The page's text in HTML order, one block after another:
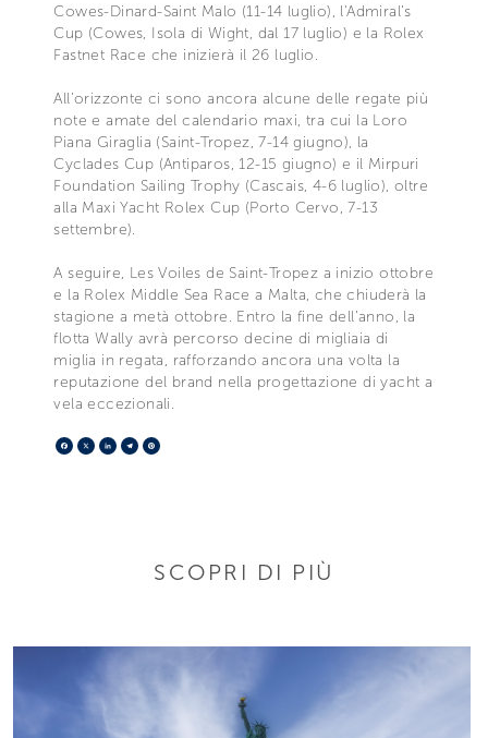
Cowes-Dinard-Saint Malo (11-14 luglio), l'Admiral’s
Cup (Cowes, Isola di Wight, dal 17 luglio) e la Rolex
Fastnet Race che inizierà il 26 luglio.
All’orizzonte ci sono ancora alcune delle regate più
note e amate del calendario maxi, tra cui la Loro
Piana Giraglia (Saint-Tropez, 7-14 giugno), la
Cyclades Cup (Antiparos, 12-15 giugno) e il Mirpuri
Foundation Sailing Trophy (Cascais, 4-6 luglio), oltre
alla Maxi Yacht Rolex Cup (Porto Cervo, 7-13
settembre).
A seguire, Les Voiles de Saint-Tropez a inizio ottobre
e la Rolex Middle Sea Race a Malta, che chiuderà la
stagione a metà ottobre. Entro la fine dell’anno, la
flotta Wally avrà percorso decine di migliaia di
miglia in regata, rafforzando ancora una volta la
reputazione del brand nella progettazione di yacht a
vela eccezionali.
Facebook
X LinkedIn
Telegram
SCOPRI DI PIÙ